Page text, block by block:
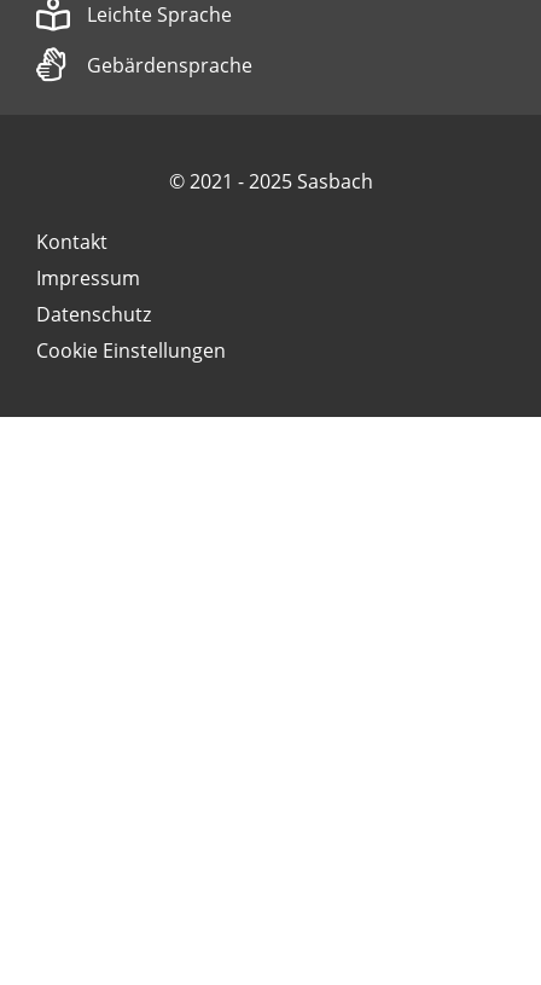
Leichte Sprache
Gebärdensprache
© 2021 - 2025 Sasbach
Kontakt
Impressum
Datenschutz
Cookie Einstellungen